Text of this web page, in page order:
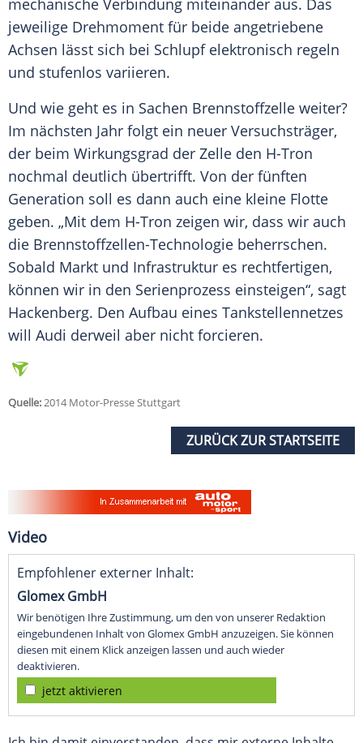
mechanische Verbindung miteinander aus. Das
jeweilige Drehmoment für beide angetriebene
Achsen lässt sich bei Schlupf elektronisch regeln
und stufenlos variieren.
Und wie geht es in Sachen Brennstoffzelle weiter?
Im nächsten Jahr folgt ein neuer Versuchsträger,
der beim Wirkungsgrad der Zelle den H-Tron
nochmal deutlich übertrifft. Von der fünften
Generation soll es dann auch eine kleine Flotte
geben. „Mit dem H-Tron zeigen wir, dass wir auch
die Brennstoffzellen-Technologie beherrschen.
Sobald Markt und Infrastruktur es rechtfertigen,
können wir in den Serienprozess einsteigen“, sagt
Hackenberg. Den Aufbau eines Tankstellennetzes
will Audi derweil aber nicht forcieren.
Quelle:2014 Motor-Presse Stuttgart
ZURÜCK ZUR STARTSEITE
Video
Empfohlener externer Inhalt:
Glomex GmbH
Wir benötigen Ihre Zustimmung, um den von unserer Redaktion
eingebundenen Inhalt von Glomex GmbH anzuzeigen. Sie können
diesen mit einem Klick anzeigen lassen und auch wieder
deaktivieren.
jetzt aktivieren